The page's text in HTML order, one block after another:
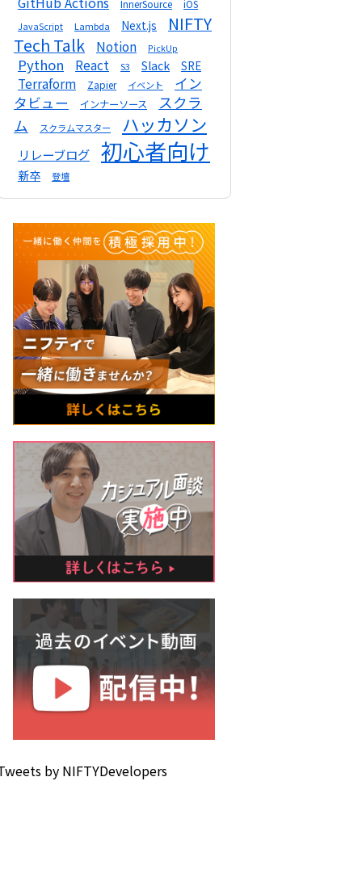
InnerSource iOS
JavaScript Lambda Next.js
NIFTY
Tech Talk
Notion PickUp
Python React S3 Slack SRE
Terraform Zapier イベント
イン
タビュー
インナーソース
スクラ
ム
スクラムマスター ハッカソン
リレーブログ 初心者向け
新卒 登壇
by NIFTYDevelopers